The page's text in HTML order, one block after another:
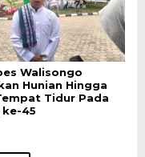
Walisongo
Hunian Hingga
Tidur Pada
ke-45